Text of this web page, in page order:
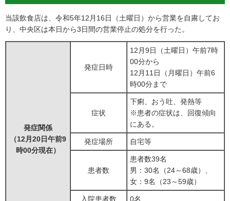
当該飲食店は、令和5年12月16日（土曜日）から営業を自粛してお
り、中央区は本日から3日間の営業停止の処分を行った。
発症関係
（12月20日午前9
時00分現在）
発症日時
12月9日（土曜日）午前7時
00分から
12月11日（月曜日）午前6
時00分まで
症状
下痢、おう吐、発熱等
※患者の症状は、回復傾向
にある。
発症場所 自宅等
患者数
患者数39名
男：30名（24～68歳）、
女：9名（23～59歳）
入院患者数 0名